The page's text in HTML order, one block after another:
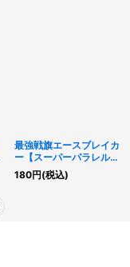
最強戦旗エースブレイカ
ー【スーパーパラレル】
{RD/5THS-JPB02}
《RDモンスター》
180円(税込)